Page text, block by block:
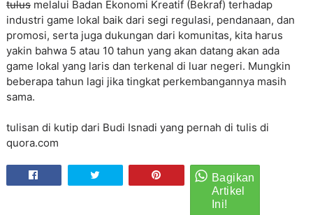
tulusmelalui Badan Ekonomi Kreatif (Bekraf) terhadap
industri game lokal baik dari segi regulasi, pendanaan, dan
promosi, serta juga dukungan dari komunitas, kita harus
yakin bahwa 5 atau 10 tahun yang akan datang akan ada
game lokal yang laris dan terkenal di luar negeri. Mungkin
beberapa tahun lagi jika tingkat perkembangannya masih
sama.
tulisan di kutip dari Budi Isnadi yang pernah di tulis di
quora.com